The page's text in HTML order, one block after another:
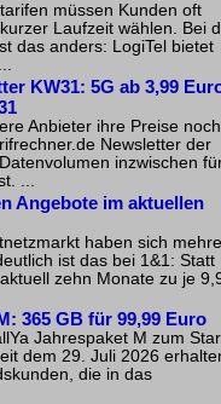
müssen Kunden oft
Laufzeit wählen. Bei
das anders: LogiTel bietet
KW31: 5G ab 3,99
Anbieter ihre Preise noch
Newsletter der
inzwischen
...
Angebote im aktuellen
haben sich
ist das bei 1&1: Statt
zehn Monate zu je
365 GB für 99,99 Euro
Jahrespaket M zum
dem 29. Juli 2026
die in das